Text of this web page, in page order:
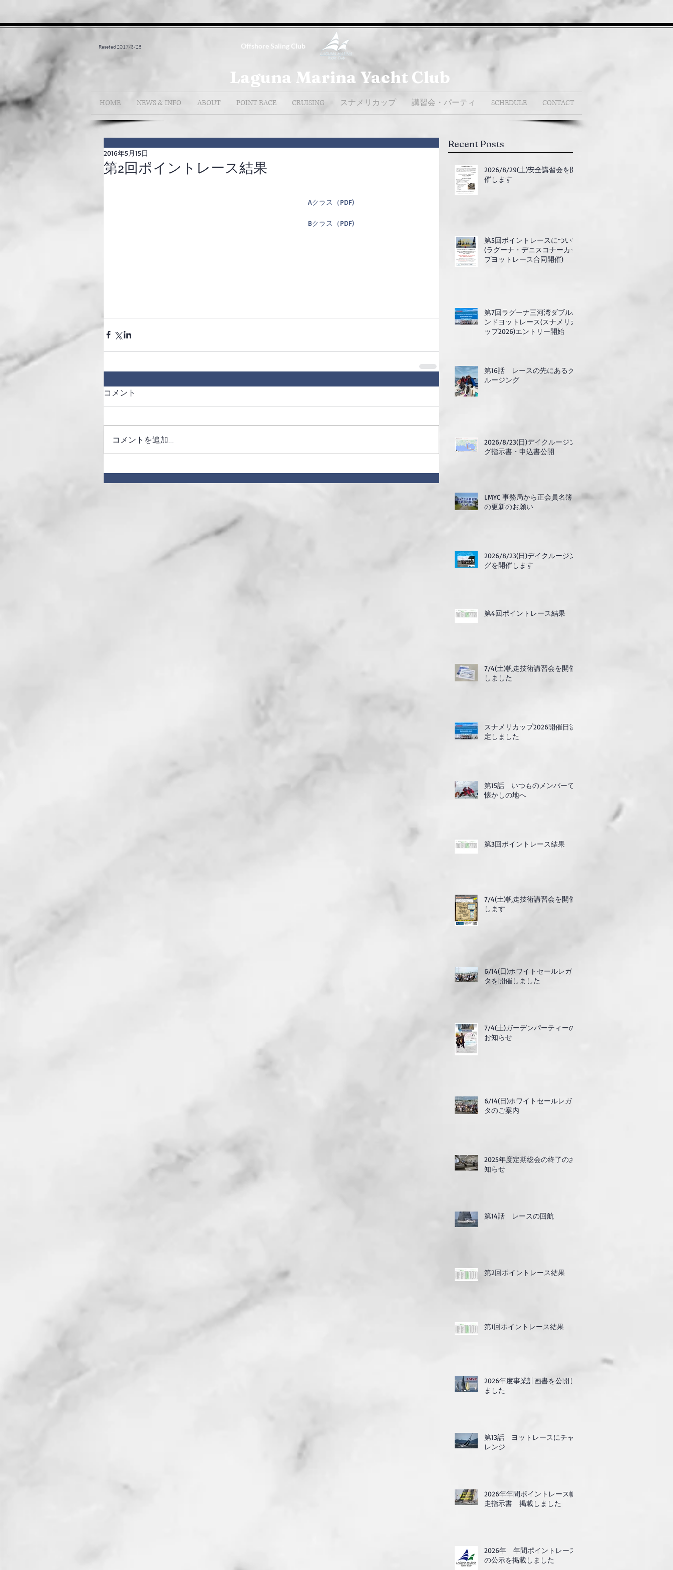
Reseted 2017/3/25 Offshore Saling Club
Laguna Marina Yacht Club
HOME NEWS & INFO ABOUT POINT RACE CRUISING スナメリカップ 講習会・パーティ SCHEDULE CONTACT
第2回ポイントレース結果
2016年5月15日
Aクラス（PDF)
Bクラス（PDF)
コメント
コメントを追加…
Recent Posts
2026/8/29(土)安全講習会を開
催します
第5回ポイントレースについて
(ラグーナ・デニスコナーカッ
プヨットレース合同開催)
第7回ラグーナ三河湾ダブルハ
ンドヨットレース(スナメリカ
ップ2026)エントリー開始
第16話 レースの先にあるク
ルージング
2026/8/23(日)デイクルージン
グ指示書・申込書公開
LMYC 事務局から正会員名簿
の更新のお願い
2026/8/23(日)デイクルージン
グを開催します
第4回ポイントレース結果
7/4(土)帆走技術講習会を開催
しました
スナメリカップ2026開催日決
定しました
第15話 いつものメンバーで
懐かしの地へ
第3回ポイントレース結果
7/4(土)帆走技術講習会を開催
します
6/14(日)ホワイトセールレガッ
タを開催しました
7/4(土)ガーデンパーティーの
お知らせ
6/14(日)ホワイトセールレガッ
タのご案内
2025年度定期総会の終了のお
知らせ
第14話 レースの回航
第2回ポイントレース結果
第1回ポイントレース結果
2026年度事業計画書を公開し
ました
第13話 ヨットレースにチャ
レンジ
2026年年間ポイントレース帆
走指示書 掲載しました
2026年 年間ポイントレース
の公示を掲載しました